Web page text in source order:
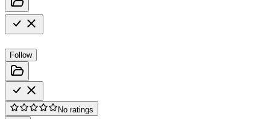
Follow
No ratings